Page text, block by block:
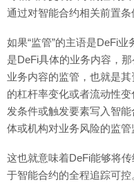
通过对智能合约相关前置条
如果“监管”的主语是DeFi
是DeFi具体的业务内容，
业务内容的监管，也就是
的杠杆率变化或者流动性
发条件或触发要素写入智
体或机构对业务风险的监管
这也就意味着DeFi能够将
于智能合约的全程追踪可控